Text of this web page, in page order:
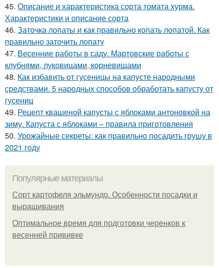
45. Описание и характеристика сорта томата хурма.
Характеристики и описание сорта
46. Заточка лопаты и как правильно копать лопатой. Как
правильно заточить лопату
47. Весенние работы в саду. Мартовские работы с
клубнями, луковицами, корневищами
48. Как избавить от гусеницы на капусте народными
средствами. 5 народных способов обработать капусту от
гусениц
49. Рецепт квашеной капусты с яблоками антоновкой на
зиму. Капуста с яблоками – правила приготовления
50. Урожайные секреты: как правильно посадить грушу в
2021 году
Популярные материалы
Сорт картофеля эльмундо. Особенности посадки и
выращивания
Оптимальное время для подготовки черенков к
весенней прививке